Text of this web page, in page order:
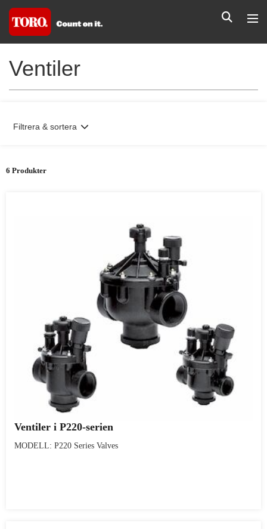
Ventiler
6 Produkter
Filtrera & sortera
Ventiler i P220-serien
MODELL: P220 Series Valves